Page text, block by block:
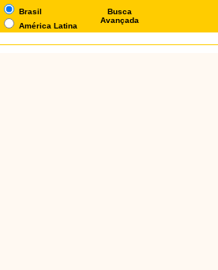
Brasil
América Latina
Busca
Avançada